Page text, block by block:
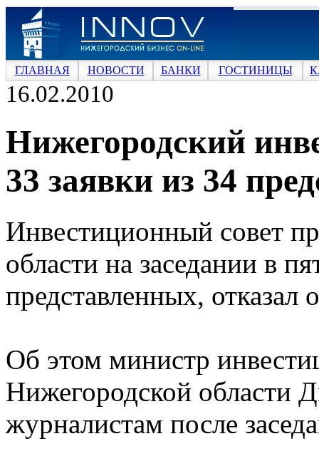
ГЛАВНАЯ НОВОСТИ БАНКИ ГОСТИНИЦЫ
16.02.2010
Нижегородский
33 заявки из 34
Инвестиционный совет
области на заседании в
представленных, отказал
Об этом министр
Нижегородской области
журналистам после